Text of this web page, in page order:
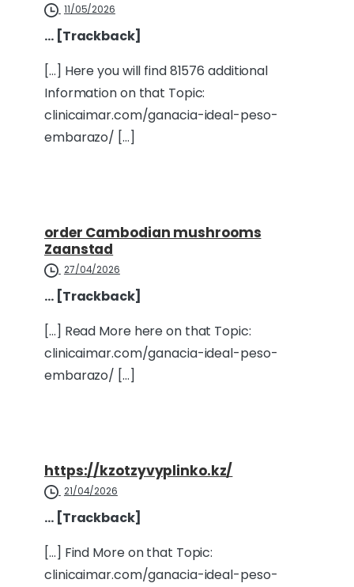
11/05/2026
… [Trackback]
[…] Here you will find 81576 additional
Information on that Topic:
clinicaimar.com/ganacia-ideal-peso-
embarazo/ […]
order Cambodian mushrooms
Zaanstad
27/04/2026
… [Trackback]
[…] Read More here on that Topic:
clinicaimar.com/ganacia-ideal-peso-
embarazo/ […]
https://kzotzyvyplinko.kz/
21/04/2026
… [Trackback]
[…] Find More on that Topic:
clinicaimar.com/ganacia-ideal-peso-